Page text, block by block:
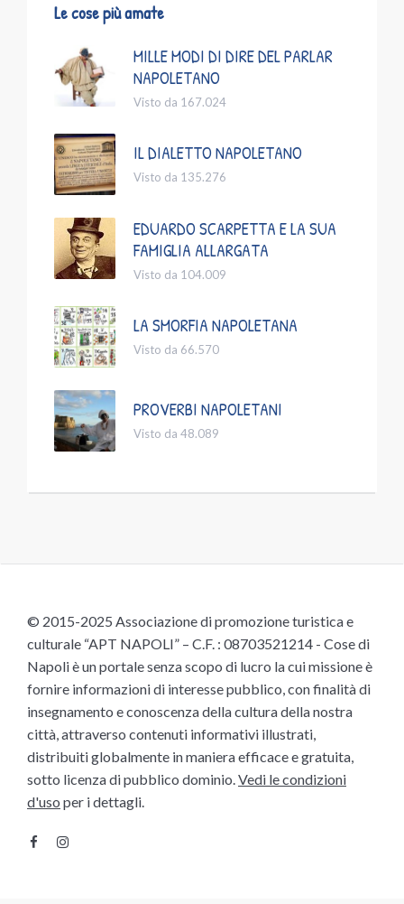
Le cose più amate
MILLE MODI DI DIRE DEL PARLAR
NAPOLETANO
Visto da 167.024
IL DIALETTO NAPOLETANO
Visto da 135.276
EDUARDO SCARPETTA E LA SUA
FAMIGLIA ALLARGATA
Visto da 104.009
LA SMORFIA NAPOLETANA
Visto da 66.570
PROVERBI NAPOLETANI
Visto da 48.089
© 2015-2025 Associazione di promozione turistica e
culturale “APT NAPOLI” – C.F. : 08703521214 - Cose di
Napoli è un portale senza scopo di lucro la cui missione è
fornire informazioni di interesse pubblico, con finalità di
insegnamento e conoscenza della cultura della nostra
città, attraverso contenuti informativi illustrati,
distribuiti globalmente in maniera efficace e gratuita,
sotto licenza di pubblico dominio.Vedi le condizioni
d'uso per i dettagli.